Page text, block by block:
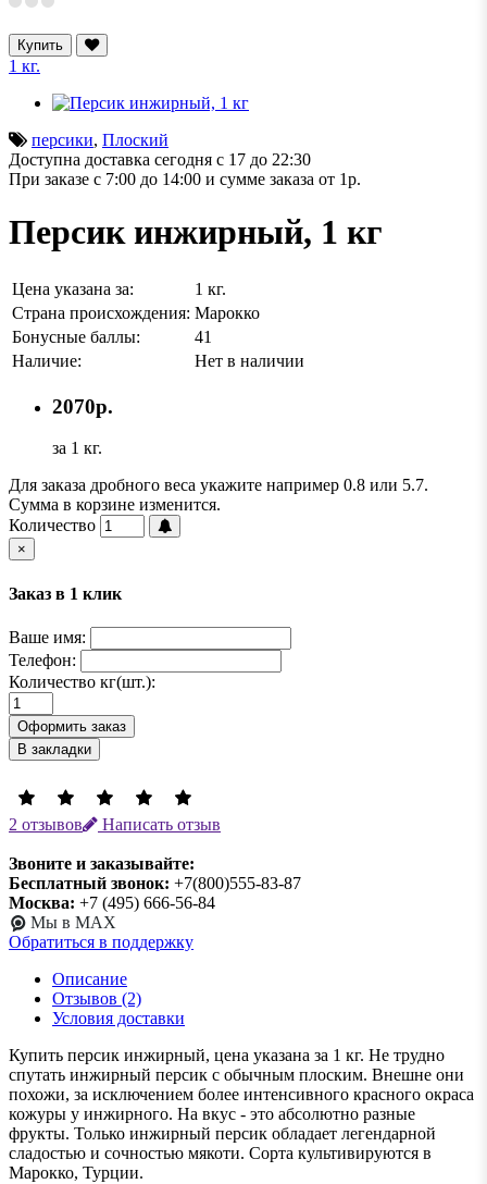
Купить
1 кг.
персики, Плоский
Доступна доставка сегодня с 17 до 22:30
При заказе с 7:00 до 14:00 и сумме заказа от 1р.
Персик инжирный, 1 кг
Цена указана за:
1 кг.
Страна происхождения: Марокко
Бонусные баллы:
41
Наличие:
Нет в наличии
2070р.
за 1 кг.
Для заказа дробного веса укажите например 0.8 или 5.7.
Сумма в корзине изменится.
Количество
×
Заказ в 1 клик
Ваше имя:
Телефон:
Количество кг(шт.):
Оформить заказ
В закладки
2 отзывов Написать отзыв
Звоните и заказывайте:
Бесплатный звонок: +7(800)555-83-87
Москва: +7 (495) 666-56-84
Мы в MAX
Обратиться в поддержку
Описание
Отзывов (2)
Условия доставки
Купить персик инжирный, цена указана за 1 кг. Не трудно
спутать инжирный персик с обычным плоским. Внешне они
похожи, за исключением более интенсивного красного окраса
кожуры у инжирного. На вкус - это абсолютно разные
фрукты. Только инжирный персик обладает легендарной
сладостью и сочностью мякоти. Сорта культивируются в
Марокко, Турции.